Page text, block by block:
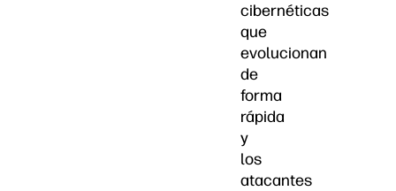
cibernéticas
que
evolucionan
de
forma
rápida
y
los
atacantes